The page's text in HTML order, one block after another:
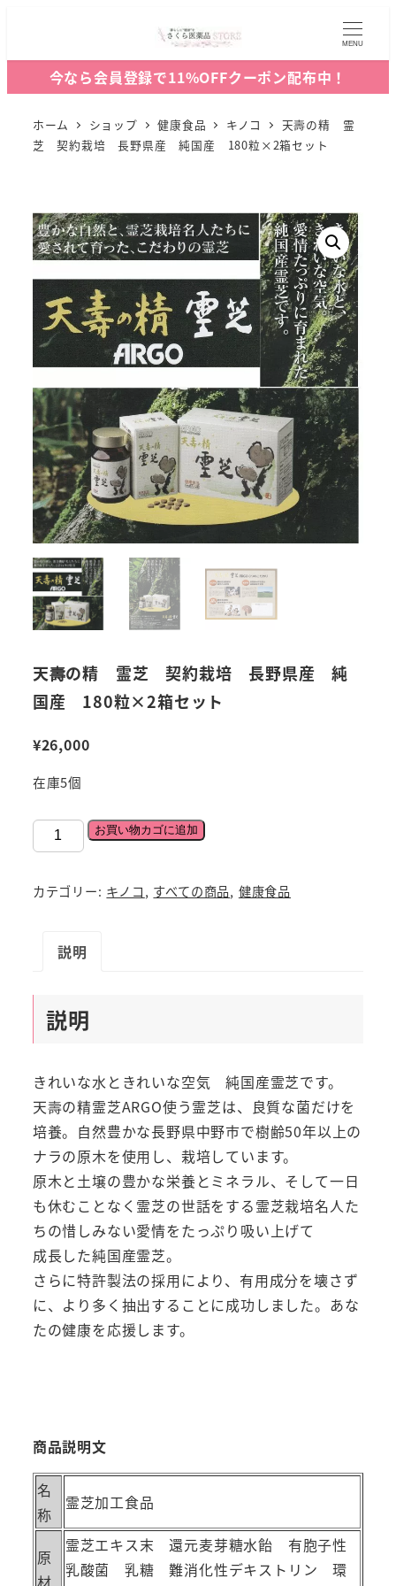
MENU
今なら会員登録で11%OFFクーポン配布中！
ホーム ショップ 健康食品 キノコ
天壽の精 霊
芝 契約栽培 長野県産 純国産 180粒×2箱セット
天壽の精 霊芝 契約栽培 長野県産 純
国産 180粒×2箱セット
¥26,000
在庫5個
壽
精
芝
長
野
県
産
純
国
産
180
粒
×2
箱
お買い物カゴに追加
カテゴリー: キノコ , すべての商品, 健康食品
説明
説明
きれいな水ときれいな空気 純国産霊芝です。
天壽の精霊芝ARGO使う霊芝は、良質な菌だけを
培養。自然豊かな長野県中野市で樹齢50年以上の
ナラの原木を使用し、栽培しています。
原木と土壌の豊かな栄養とミネラル、そして一日
も休むことなく霊芝の世話をする霊芝栽培名人た
ちの惜しみない愛情をたっぷり吸い上げて
成長した純国産霊芝。
さらに特許製法の採用により、有用成分を壊さず
に、より多く抽出することに成功しました。あな
たの健康を応援します。
商品説明文
名
称
霊芝加工食品
原
材
霊芝エキス末 還元麦芽糖水飴 有胞子性
乳酸菌 乳糖 難消化性デキストリン 環